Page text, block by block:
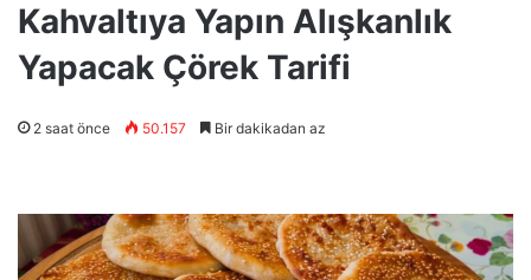
Kahvaltıya Yapın Alışkanlık
Yapacak Çörek Tarifi
2 saat önce 50.157 Bir dakikadan az